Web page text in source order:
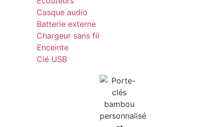
Casque audio
Batterie externe
Chargeur sans fil
Enceinte
Clé USB